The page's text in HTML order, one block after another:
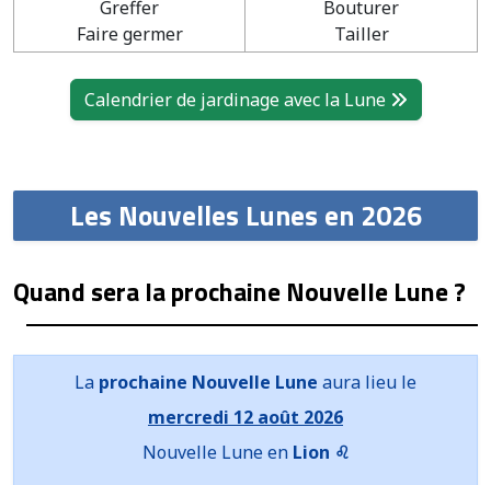
Greffer
Faire germer
Bouturer
Tailler
Calendrier de jardinage avec la Lune
Les Nouvelles Lunes en 2026
Quand sera la prochaine Nouvelle Lune ?
La prochaine Nouvelle Lune aura lieu le
mercredi 12 août 2026
Nouvelle Lune en Lion ♌